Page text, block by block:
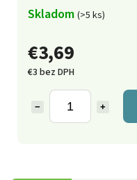
€3,69
€3 bez DPH
+
−
Skladom (>5 ks)